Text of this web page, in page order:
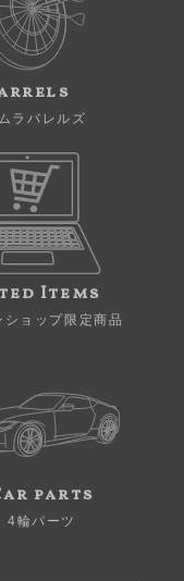
ラバレルズ
Items
ショップ限定商品
parts
4輪パーツ